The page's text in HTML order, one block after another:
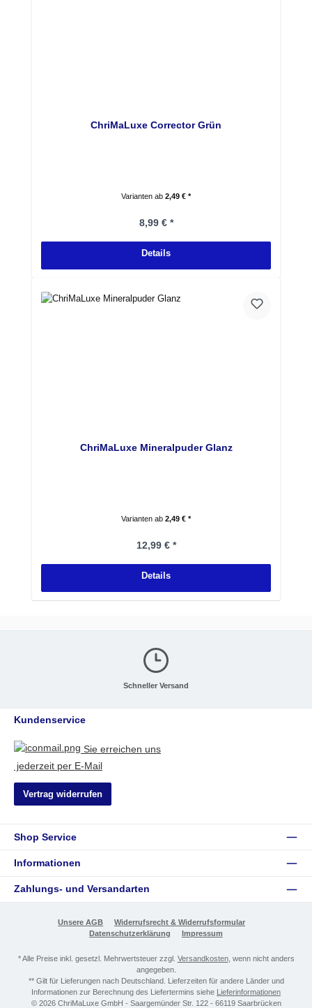
ChriMaLuxe Corrector Grün
Varianten ab 2,49 € *
Regulärer Preis:
8,99 € *
Details
ChriMaLuxe Mineralpuder Glanz
Varianten ab 2,49 € *
Regulärer Preis:
12,99 € *
Details
Schneller Versand
Kundenservice
Sie erreichen uns
jederzeit per E-Mail
Vertrag widerrufen
Shop Service
Informationen
Zahlungs- und Versandarten
Unsere AGB
Widerrufsrecht & Widerrufsformular
Datenschutzerklärung
Impressum
* Alle Preise inkl. gesetzl. Mehrwertsteuer zzgl. Versandkosten, wenn nicht anders
angegeben.
** Gilt für Lieferungen nach Deutschland. Lieferzeiten für andere Länder und
Informationen zur Berechnung des Liefertermins siehe Lieferinformationen
© 2026 ChriMaLuxe GmbH - Saargemünder Str. 122 - 66119 Saarbrücken